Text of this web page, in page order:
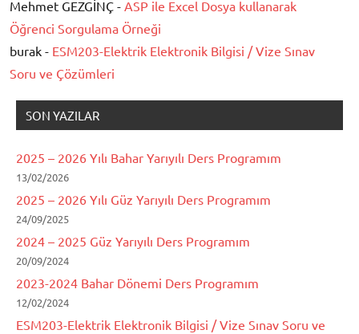
Mehmet GEZGİNÇ - ASP ile Excel Dosya kullanarak
Öğrenci Sorgulama Örneği
burak - ESM203-Elektrik Elektronik Bilgisi / Vize Sınav
Soru ve Çözümleri
SON YAZILAR
2025 – 2026 Yılı Bahar Yarıyılı Ders Programım
13/02/2026
2025 – 2026 Yılı Güz Yarıyılı Ders Programım
24/09/2025
2024 – 2025 Güz Yarıyılı Ders Programım
20/09/2024
2023-2024 Bahar Dönemi Ders Programım
12/02/2024
ESM203-Elektrik Elektronik Bilgisi / Vize Sınav Soru ve